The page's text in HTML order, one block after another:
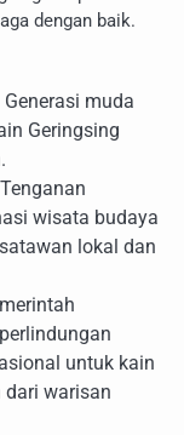
dengan baik.
Generasi muda
Geringsing
wisata budaya
lokal dan
untuk kain
dari warisan